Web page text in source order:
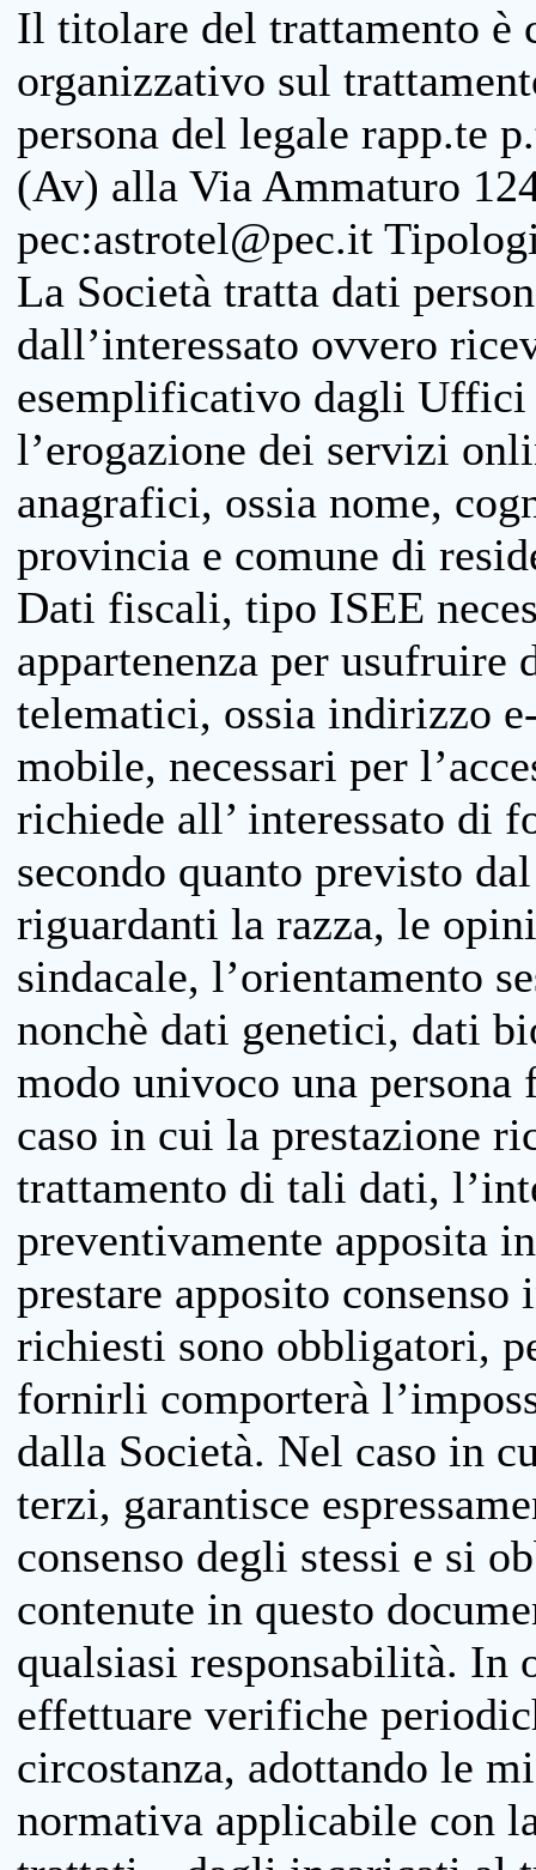
Il titolare del trattamento è
organizzativo sul
persona del legale rapp.te
(Av) alla Via Ammaturo
pec:astrotel@pec.it
La Società tratta dati
dall’interessato ovvero
esemplificativo dagli
l’erogazione dei servizi
anagrafici, ossia nome,
provincia e comune di
Dati fiscali, tipo ISEE
appartenenza per
telematici, ossia indirizzo
mobile, necessari per
richiede all’ interessato di
secondo quanto previsto
riguardanti la razza, le
sindacale, l’orientamento
nonchè dati genetici, dati
modo univoco una
caso in cui la prestazione
trattamento di tali dati,
preventivamente apposita
prestare apposito
richiesti sono obbligatori,
fornirli comporterà
dalla Società. Nel caso in
terzi, garantisce
consenso degli stessi e si
contenute in questo
qualsiasi responsabilità. In
effettuare verifiche
circostanza, adottando le
normativa applicabile con